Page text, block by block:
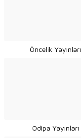
Öncelik Yayınları
Odipa Yayınları